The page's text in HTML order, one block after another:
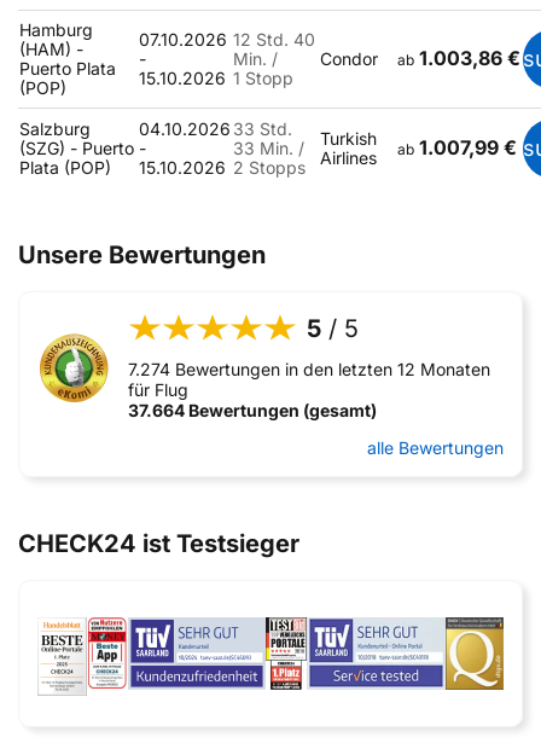
Hamburg
(HAM) -
Puerto Plata
(POP)
07.10.2026
-
15.10.2026
12 Std. 40
Min. /
1 Stopp
Condor ab 1.003,86 €
Salzburg
(SZG) - Puerto
Plata (POP)
04.10.2026
-
15.10.2026
33 Std.
33 Min. /
2 Stopps
Turkish
Airlines
ab 1.007,99 €
Unsere Bewertungen
5 / 5
7.274 Bewertungen in den letzten 12 Monaten
für Flug
37.664 Bewertungen (gesamt)
alle Bewertungen
CHECK24 ist Testsieger